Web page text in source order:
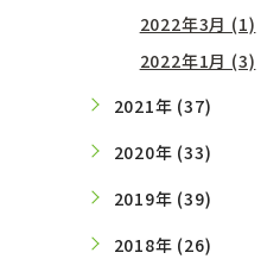
2022年3月 (1)
2022年1月 (3)
2021年 (37)
2020年 (33)
2019年 (39)
2018年 (26)